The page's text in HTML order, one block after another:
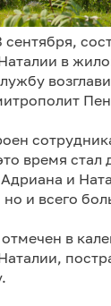
сентября,
в
время
и
но и всего
в